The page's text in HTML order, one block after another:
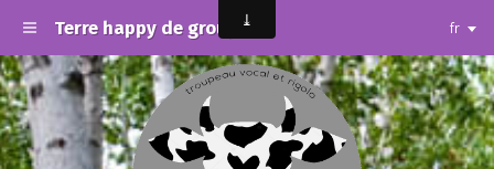
Terre happy de groupe fr